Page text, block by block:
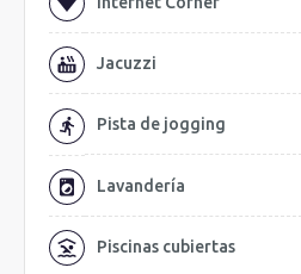
Jacuzzi
Pista de jogging
Lavandería
Piscinas cubiertas